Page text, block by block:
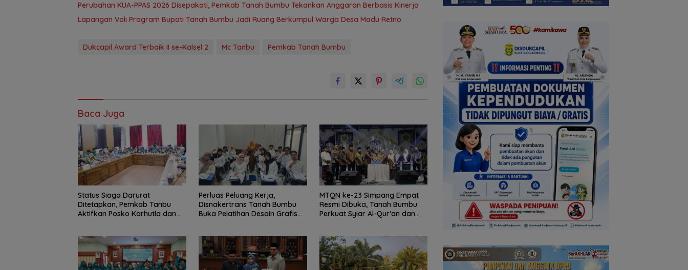
Perubahan KUA-PPAS 2026 Disepakati, Pemkab Tanah Bumbu Tekankan Anggaran Berbasis Kinerja
Lapangan Voli Program Bupati Tanah Bumbu Jadi Ruang Berkumpul Warga Desa Madu Retno
Dukcapil Award Terbaik II se-Kalsel 2 Mc Tanbu Pemkab Tanah Bumbu
Baca Juga
Status Siaga Darurat
Ditetapkan, Pemkab Tanbu
Aktifkan Posko Karhutla dan
Perluas Peluang Kerja,
Disnakertrans Tanah Bumbu
Buka Pelatihan Desain Grafis
MTQN ke-23 Simpang Empat
Resmi Dibuka, Tanah Bumbu
Perkuat Syiar Al-Qur’an dan